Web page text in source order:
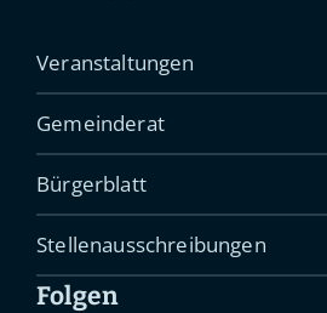
Veranstaltungen
Gemeinderat
Bürgerblatt
Stellenausschreibungen
Folgen